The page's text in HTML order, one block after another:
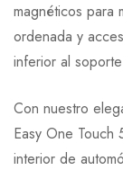
magnéticos para
ordenada y
inferior al
Con nuestro
Easy One Touch
interior de